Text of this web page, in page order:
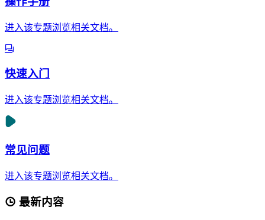
进入该专题浏览相关文档。
快速入门
进入该专题浏览相关文档。
常见问题
进入该专题浏览相关文档。
最新内容